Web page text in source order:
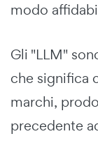
modo
Gli "LLM"
che significa
marchi,
precedente